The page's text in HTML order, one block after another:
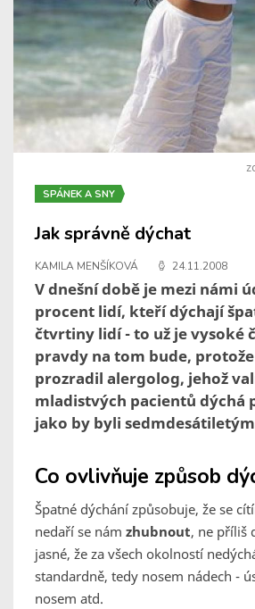
SPÁNEK A SNY
Jak správně dýchat
KAMILA MENŠÍKOVÁ 24.11.2008
V dnešní době je mezi námi
procent lidí, kteří dýchají
čtvrtiny lidí - to už je vysoké
pravdy na tom bude,
prozradil alergolog, jehož
mladistvých pacientů dýchá
jako by byli
Co ovlivňuje způsob
Špatné dýchání způsobuje, že se
nedaří se nám zhubnout, ne příliš
jasné, že za všech okolností
standardně, tedy nosem nádech -
nosem atd.